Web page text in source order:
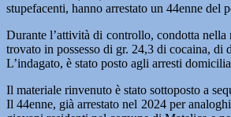
stupefacenti, hanno arrestato un 44enne del
Durante l’attività di controllo, condotta
trovato in possesso di gr. 24,3 di cocaina,
L’indagato, è stato posto agli arresti
Il materiale rinvenuto è stato sottoposto a
Il 44enne, già arrestato nel 2024 per